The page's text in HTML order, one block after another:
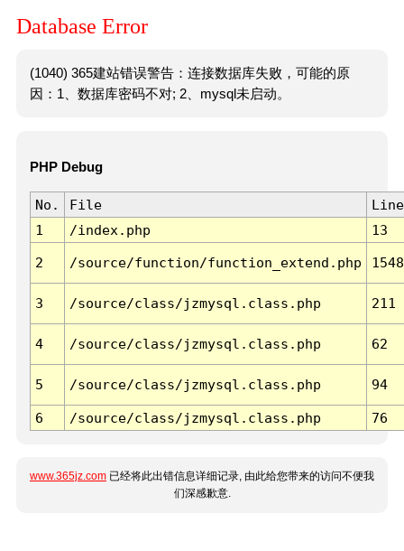
Database Error
(1040) 365建站错误警告：连接数据库失败，可能的原
因：1、数据库密码不对; 2、mysql未启动。
PHP Debug
No. File
Line
1
/index.php 13
2 /source/function/function_extend.php 1548
3 /source/class/jzmysql.class.php 211
4 /source/class/jzmysql.class.php 62
5 /source/class/jzmysql.class.php 94
6 /source/class/jzmysql.class.php 76
www.365jz.com 已经将此出错信息详细记录, 由此给您带来的访问不便我
们深感歉意.